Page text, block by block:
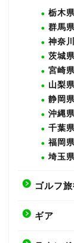
栃木
群馬
神奈
茨城
宮崎
山梨
静岡
沖縄
千葉
福岡
埼玉
ゴルフ
ギア